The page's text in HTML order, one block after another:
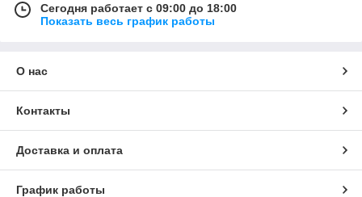
Сегодня работает с 09:00 до 18:00
Показать весь график работы
О нас
Контакты
Доставка и оплата
График работы